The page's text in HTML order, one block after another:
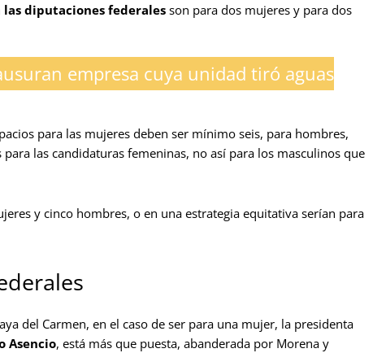
diputaciones federales son para dos mujeres y para dos
empresa cuya unidad tiró aguas
para las mujeres deben ser mínimo seis, para hombres,
las candidaturas femeninas, no así para los masculinos que
y cinco hombres, o en una estrategia equitativa serían para
del Carmen, en el caso de ser para una mujer, la presidenta
Asencio, está más que puesta, abanderada por Morena y